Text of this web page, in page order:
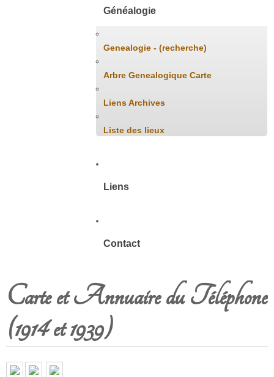
Généalogie
Genealogie - (recherche)
Arbre Genealogique Carte
Liens Archives
Liste des lieux
Liens
Contact
Carte et Annuaire du Téléphone
(1914 et 1939)